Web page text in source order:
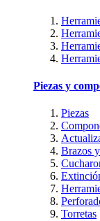
Piezas y
Piezas
Brazos
Torretas